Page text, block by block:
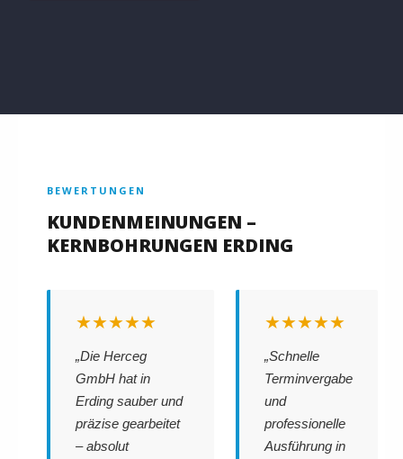
BEWERTUNGEN
KUNDENMEINUNGEN –
KERNBOHRUNGEN ERDING
★★★★★
„Die Herceg
GmbH hat in
Erding sauber und
präzise gearbeitet
– absolut
★★★★★
„Schnelle
Terminvergabe
und
professionelle
Ausführung in